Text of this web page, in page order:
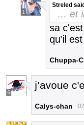
1
Streled
... et
sa
qu'il
Chuppa-
6
j’avoue
Calys-chan